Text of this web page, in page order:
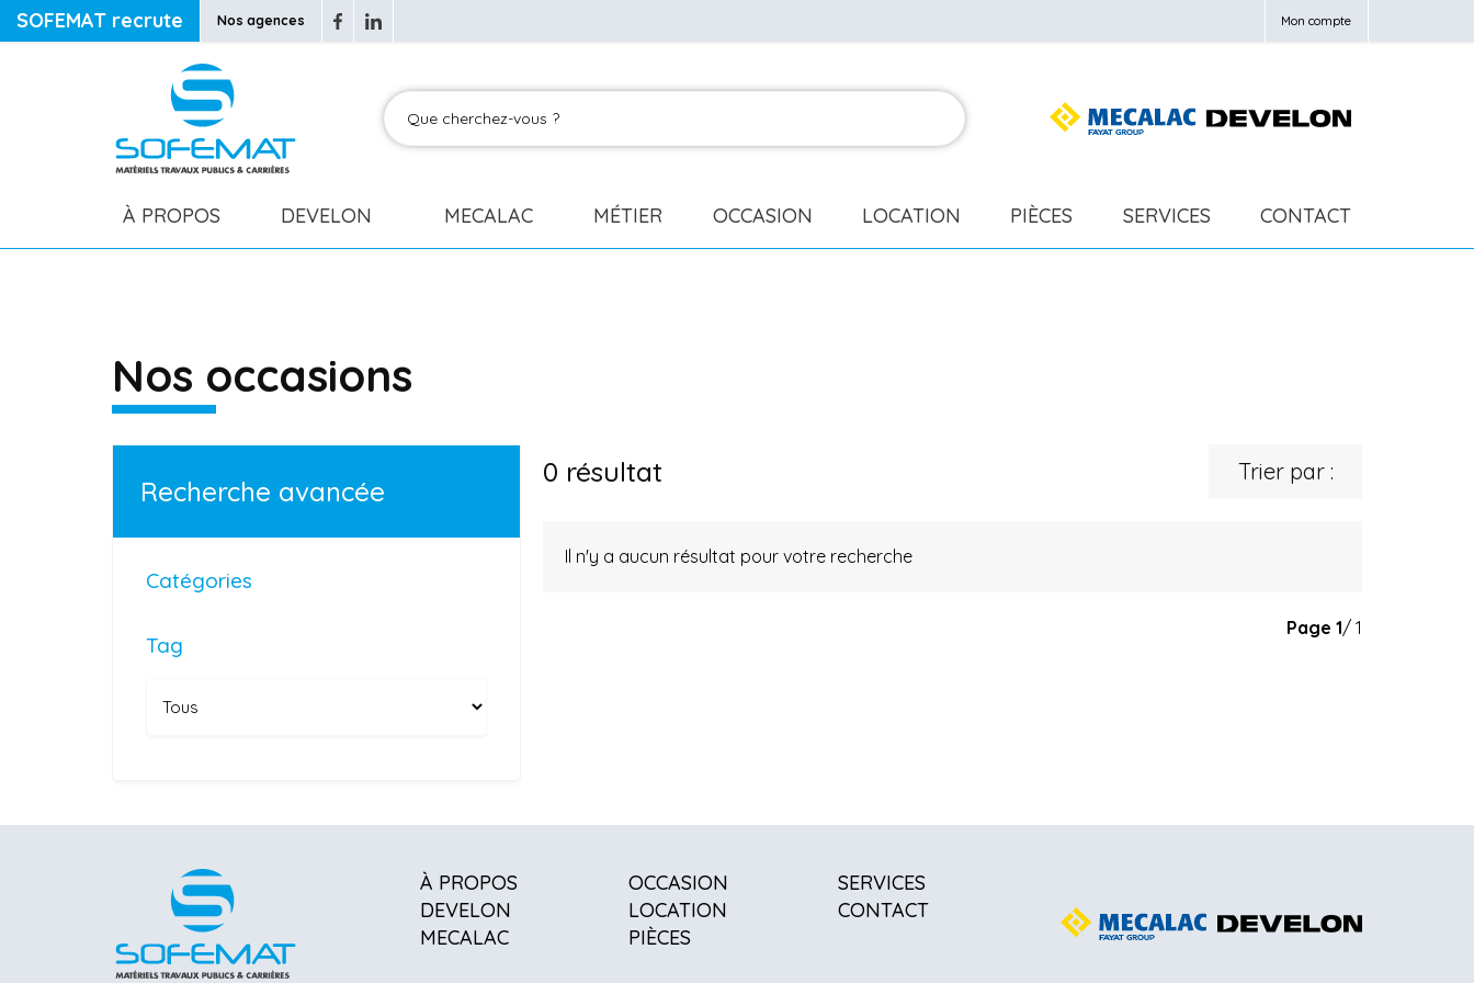
SOFEMAT recrute Nos agences Mon compte
À PROPOS DEVELON MECALAC MÉTIER OCCASION LOCATION PIÈCES SERVICES CONTACT
Nos occasions
Recherche avancée
Catégories
Tag
0 résultat Trier par :
Il n'y a aucun résultat pour votre recherche
Page 1/ 1
À PROPOS
DEVELON
MECALAC
OCCASION
LOCATION
PIÈCES
SERVICES
CONTACT